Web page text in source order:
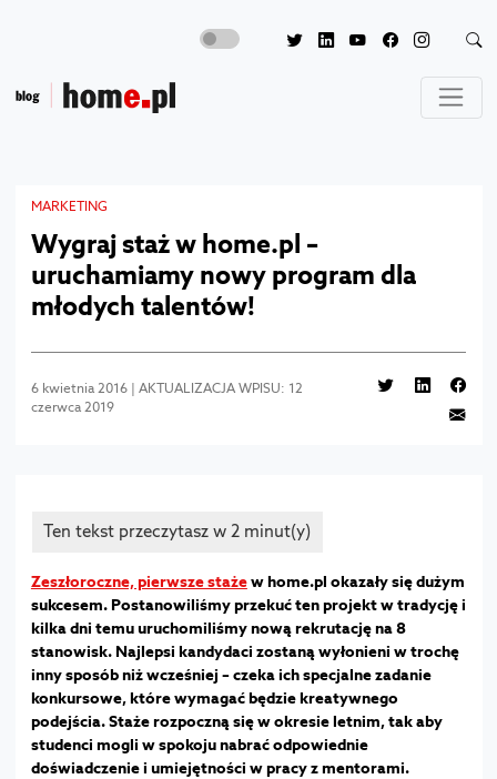
MARKETING
Wygraj staż w home.pl –
uruchamiamy nowy program dla
młodych talentów!
6 kwietnia 2016 | AKTUALIZACJA WPISU: 12
czerwca 2019
Zeszłoroczne, pierwsze stażew home.pl okazały się dużym
sukcesem. Postanowiliśmy przekuć ten projekt w tradycję i
kilka dni temu uruchomiliśmy nową rekrutację na 8
stanowisk. Najlepsi kandydaci zostaną wyłonieni w trochę
inny sposób niż wcześniej – czeka ich specjalne zadanie
konkursowe, które wymagać będzie kreatywnego
podejścia. Staże rozpoczną się w okresie letnim, tak aby
studenci mogli w spokoju nabrać odpowiednie
doświadczenie i umiejętności w pracy z mentorami.